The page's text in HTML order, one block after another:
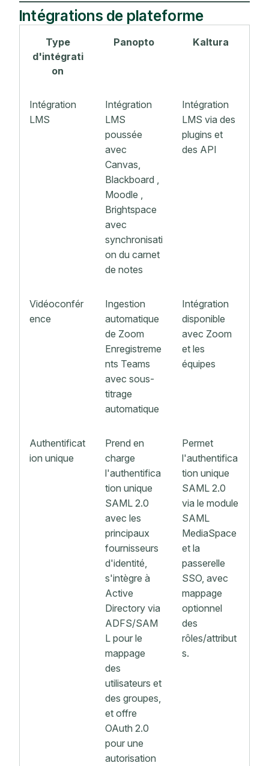
Intégrations de plateforme
Type
d'intégrati
on
Panopto Kaltura
Intégration
LMS
Intégration
LMS
poussée
avec
Canvas,
Blackboard ,
Moodle ,
Brightspace
avec
synchronisati
on du carnet
de notes
Intégration
LMS via des
plugins et
des API
Vidéoconfér
ence
Ingestion
automatique
de Zoom
Enregistreme
nts Teams
avec sous-
titrage
automatique
Intégration
disponible
avec Zoom
et les
équipes
Authentificat
ion unique
Prend en
charge
l'authentifica
tion unique
SAML 2.0
avec les
principaux
fournisseurs
d'identité,
s'intègre à
Active
Directory via
ADFS/SAM
L pour le
mappage
des
utilisateurs et
des groupes,
et offre
OAuth 2.0
pour une
autorisation
Permet
l'authentifica
tion unique
SAML 2.0
via le module
SAML
MediaSpace
et la
passerelle
SSO, avec
mappage
optionnel
des
rôles/attribut
s.